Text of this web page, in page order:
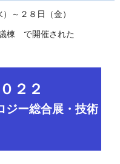
～２８日（金）
棟 で開催された
２２
ー総合展・技術